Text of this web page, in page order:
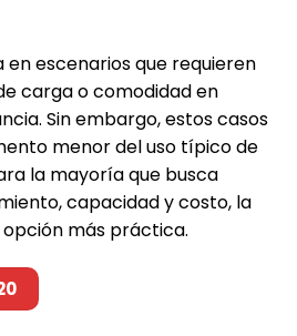
en escenarios que requieren
carga o comodidad en
Sin embargo, estos casos
menor del uso típico de
la mayoría que busca
capacidad y costo, la
opción más práctica.